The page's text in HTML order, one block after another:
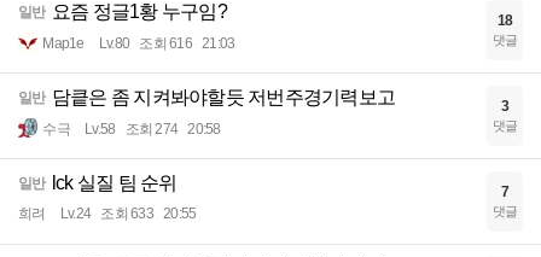
일반 요즘 정글1황 누구임?
Map1e Lv.80 조회 616 21:03
18
댓글
일반 담킅은 좀 지켜봐야할듯 저번주경기력보고
수극 Lv.58 조회 274 20:58
3
댓글
일반 lck 실질 팀 순위
희려 Lv.24 조회 633 20:55
7
댓글